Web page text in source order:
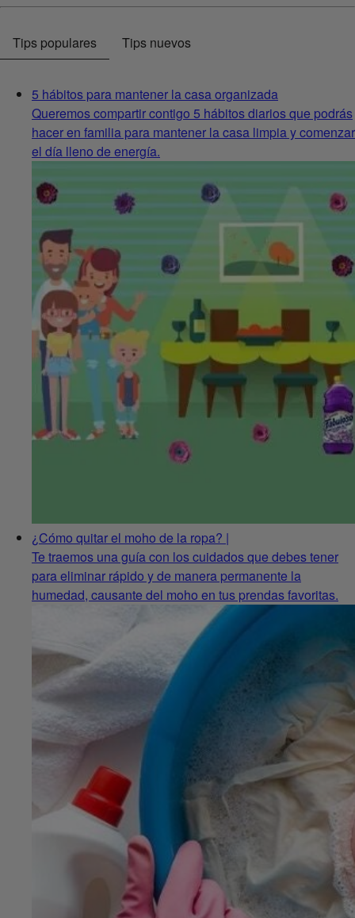
Tips populares Tips nuevos
5 hábitos para mantener la casa organizada
Queremos compartir contigo 5 hábitos diarios que podrás
hacer en familia para mantener la casa limpia y comenzar
el día lleno de energía.
¿Cómo quitar el moho de la ropa? |
Te traemos una guía con los cuidados que debes tener
para eliminar rápido y de manera permanente la
humedad, causante del moho en tus prendas favoritas.